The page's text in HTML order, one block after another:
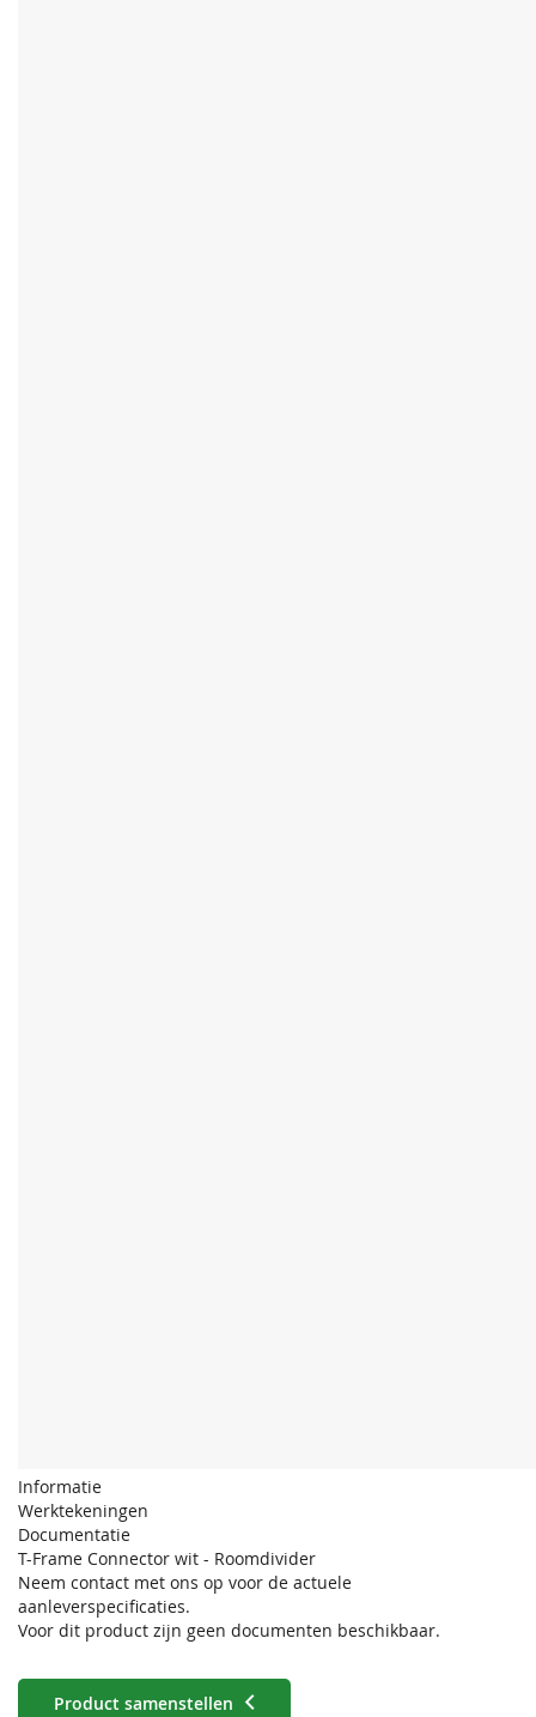
Informatie
Werktekeningen
Documentatie
T-Frame Connector wit - Roomdivider
Neem contact met ons op voor de actuele
aanleverspecificaties.
Voor dit product zijn geen documenten beschikbaar.
Product samenstellen